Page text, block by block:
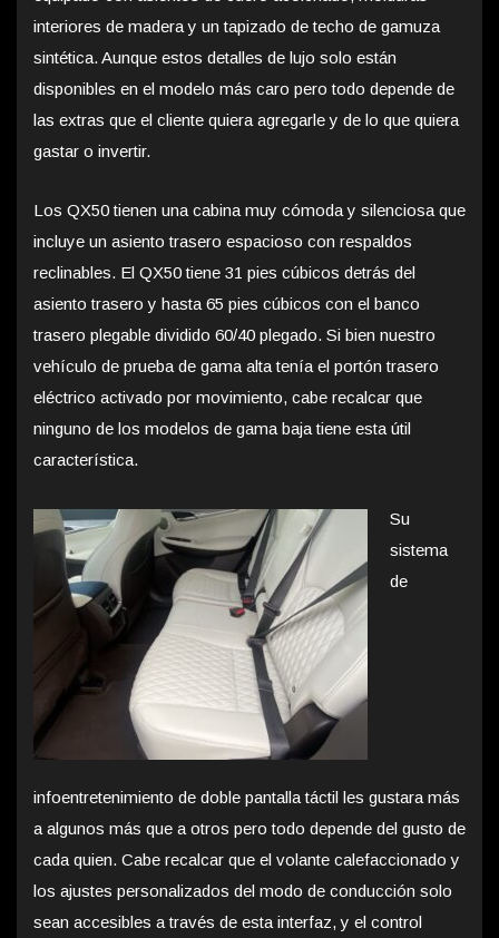
interiores de madera y un tapizado de techo de gamuza
sintética. Aunque estos detalles de lujo solo están
disponibles en el modelo más caro pero todo depende de
las extras que el cliente quiera agregarle y de lo que quiera
gastar o invertir.
Los QX50 tienen una cabina muy cómoda y silenciosa que
incluye un asiento trasero espacioso con respaldos
reclinables. El QX50 tiene 31 pies cúbicos detrás del
asiento trasero y hasta 65 pies cúbicos con el banco
trasero plegable dividido 60/40 plegado. Si bien nuestro
vehículo de prueba de gama alta tenía el portón trasero
eléctrico activado por movimiento, cabe recalcar que
ninguno de los modelos de gama baja tiene esta útil
característica.
Su
sistema
de
infoentretenimiento de doble pantalla táctil les gustara más
a algunos más que a otros pero todo depende del gusto de
cada quien. Cabe recalcar que el volante calefaccionado y
los ajustes personalizados del modo de conducción solo
sean accesibles a través de esta interfaz, y el control